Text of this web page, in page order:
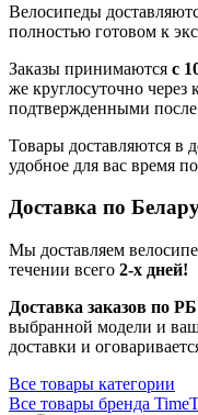
Велосипеды
полностью готовом к
Заказы принимаются с
же круглосуточно через
подтвержденными после
Товары доставляются в
удобное для вас время
Доставка по
Мы доставляем
течении всего 2-х дней!
Доставка заказов по
выбранной модели и
доставки и
Все товары категории
Все товары бренда